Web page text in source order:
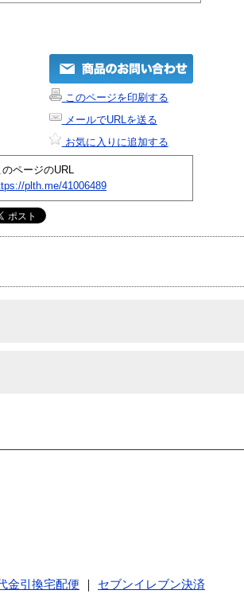
このページを印刷する
メールでURLを送る
お気に入りに追加する
のページのURL
plth.me/41006489
金引換宅配便
セブンイレブン決済